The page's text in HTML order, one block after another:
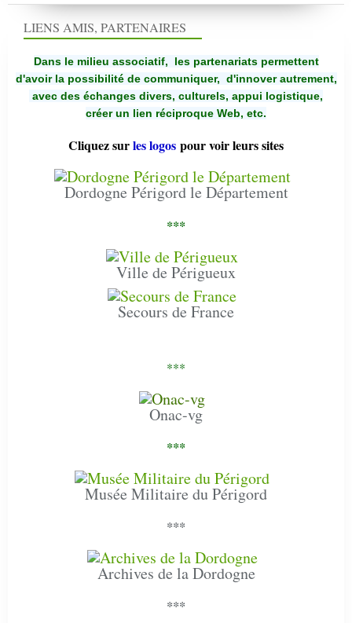
LIENS AMIS, PARTENAIRES
Dans le milieu associatif, les partenariats permettent
d'avoir la possibilité de communiquer, d'innover autrement,
avec des échanges divers, culturels, appui logistique,
créer un lien réciproque Web, etc.
Cliquez surles logos pour voir leurs sites
Dordogne Périgord le Département
***
Ville de Périgueux
Secours de France
***
Onac-vg
***
Musée Militaire du Périgord
***
Archives de la Dordogne
***